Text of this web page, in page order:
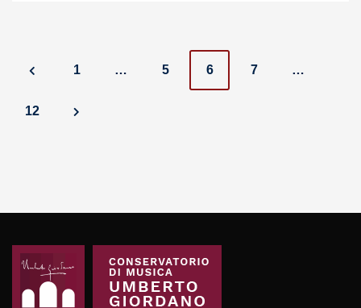
Posts
navigation
1 … 5 6 7 …
12